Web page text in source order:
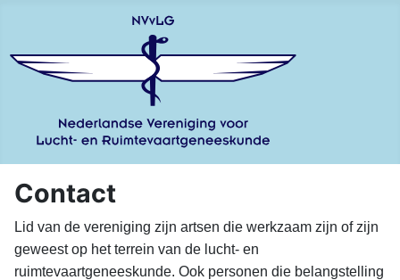
Contact
Lid van de vereniging zijn artsen die werkzaam zijn of zijn
geweest op het terrein van de lucht- en
ruimtevaartgeneeskunde. Ook personen die belangstelling